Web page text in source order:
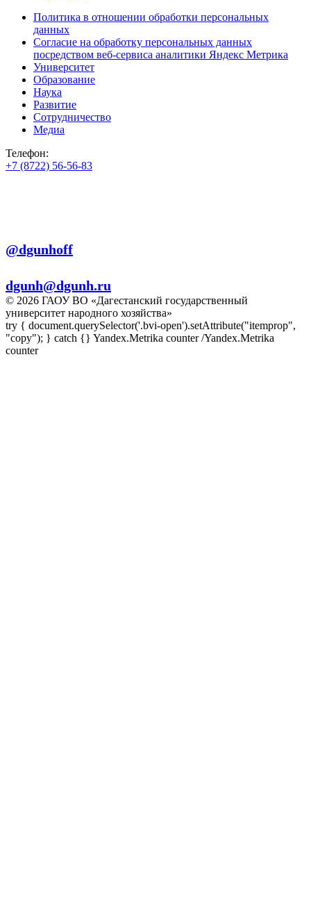
Политика в отношении обработки персональных
данных
Согласие на обработку персональных данных
посредством веб-сервиса аналитики Яндекс Метрика
Университет
Образование
Наука
Развитие
Сотрудничество
Медиа
Телефон:
+7 (8722) 56-56-83
@dgunhoff
dgunh@dgunh.ru
© 2026 ГАОУ ВО «Дагестанский государственный
университет народного хозяйства»
try { document.querySelector('.bvi-open').setAttribute("itemprop",
"copy"); } catch {} Yandex.Metrika counter/Yandex.Metrika
counter